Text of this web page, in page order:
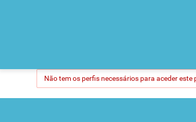
Não tem os perfis necessários para aceder este